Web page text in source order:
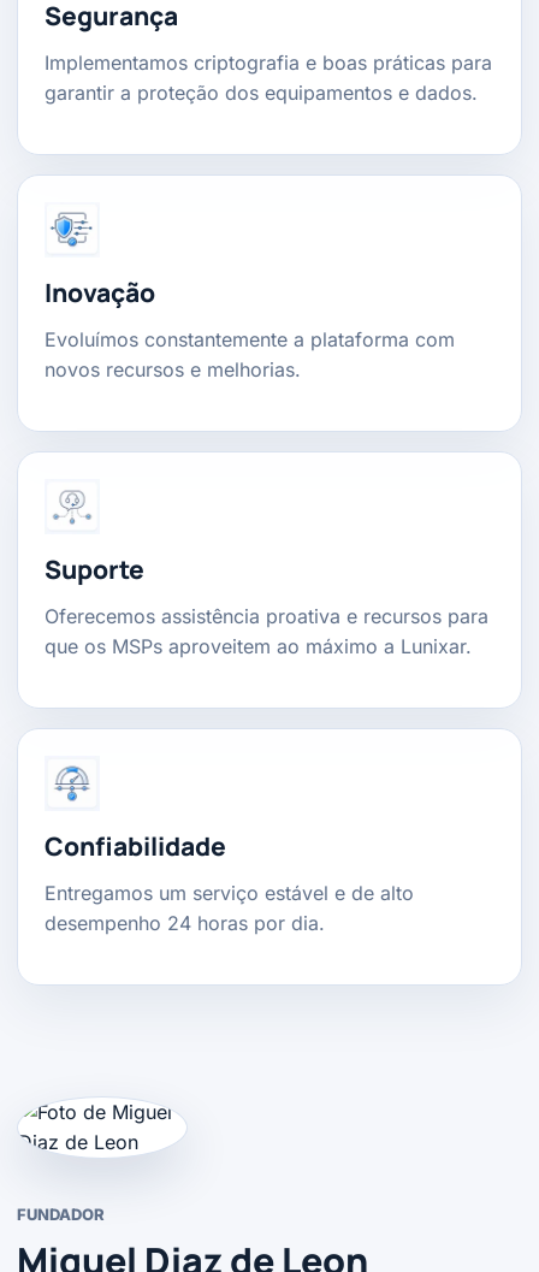
Segurança
Implementamos criptografia e boas práticas para
garantir a proteção dos equipamentos e dados.
Inovação
Evoluímos constantemente a plataforma com
novos recursos e melhorias.
Suporte
Oferecemos assistência proativa e recursos para
que os MSPs aproveitem ao máximo a Lunixar.
Confiabilidade
Entregamos um serviço estável e de alto
desempenho 24 horas por dia.
FUNDADOR
Miguel Diaz de Leon